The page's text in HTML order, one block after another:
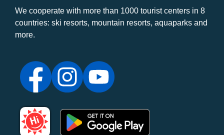
We cooperate with more than 1000 tourist centers in 8
countries: ski resorts, mountain resorts, aquaparks and
more.